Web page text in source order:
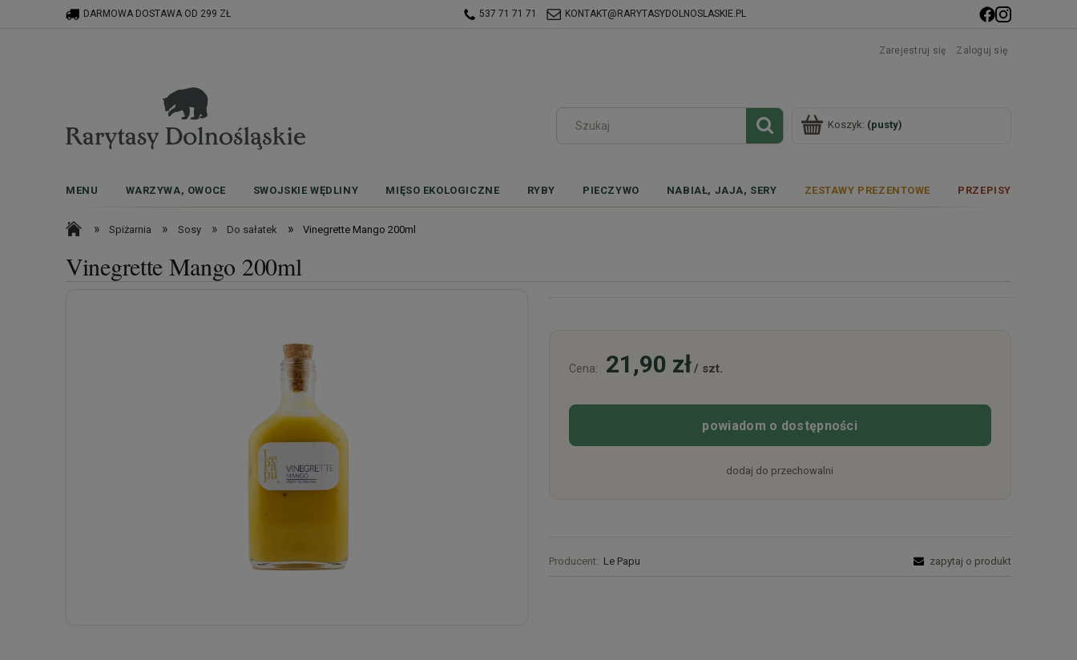
DARMOWA DOSTAWA OD 299 ZŁ 537 71 71 71 KONTAKT@RARYTASYDOLNOSLASKIE.PL
Zarejestruj się Zaloguj się
Koszyk: (pusty)
MENU WARZYWA, OWOCE SWOJSKIE WĘDLINY MIĘSO EKOLOGICZNE RYBY PIECZYWO NABIAŁ, JAJA, SERY ZESTAWY PREZENTOWE PRZEPISY
» Spiżarnia » Sosy » Do sałatek » Vinegrette Mango 200ml
Vinegrette Mango 200ml
Cena: 21,90 zł/ szt.
powiadom o dostępności
dodaj do przechowalni
Producent: Le Papu zapytaj o produkt